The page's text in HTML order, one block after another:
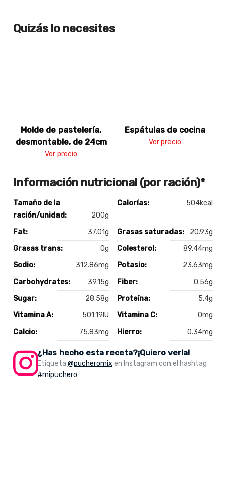
Quizás lo necesites
Molde de pastelería,
desmontable, de 24cm
Ver precio
Espátulas de cocina
Ver precio
Información nutricional (por ración)*
Tamaño de la
ración/unidad:
200g
Calorías: 504kcal
Fat: 37.01g Grasas saturadas:
20.93g
Grasas trans:
0g Colesterol:
89.44mg
Sodio:
312.86mg Potasio:
23.63mg
Carbohydrates:
39.15g Fiber:
0.56g
Sugar:
28.58g Proteína:
5.4g
Vitamina A:
501.19IU Vitamina C:
0mg
Calcio:
75.83mg Hierro: 0.34mg
¿Has hecho esta receta?¡Quiero verla!
Etiqueta @pucheromix en Instagram con el hashtag
#mipuchero